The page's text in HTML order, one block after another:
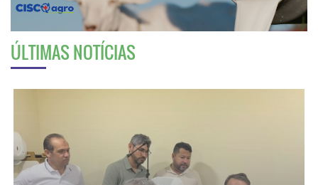
ÚLTIMAS NOTÍCIAS